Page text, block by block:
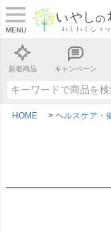
MENU
新着商品 キャンペーン
HOME ヘルスケア・